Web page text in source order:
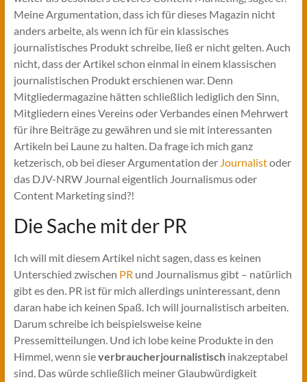
Meine Argumentation, dass ich für dieses Magazin nicht
anders arbeite, als wenn ich für ein klassisches
journalistisches Produkt schreibe, ließ er nicht gelten. Auch
nicht, dass der Artikel schon einmal in einem klassischen
journalistischen Produkt erschienen war. Denn
Mitgliedermagazine hätten schließlich lediglich den Sinn,
Mitgliedern eines Vereins oder Verbandes einen Mehrwert
für ihre Beiträge zu gewähren und sie mit interessanten
Artikeln bei Laune zu halten. Da frage ich mich ganz
ketzerisch, ob bei dieser Argumentation der Journalistoder
das DJV-NRW Journal eigentlich Journalismus oder
Content Marketing sind?!
Die Sache mit der PR
Ich will mit diesem Artikel nicht sagen, dass es keinen
Unterschied zwischen PR und Journalismus gibt – natürlich
gibt es den. PR ist für mich allerdings uninteressant, denn
daran habe ich keinen Spaß. Ich will journalistisch arbeiten.
Darum schreibe ich beispielsweise keine
Pressemitteilungen. Und ich lobe keine Produkte in den
Himmel, wenn sieverbraucherjournalistischinakzeptabel
sind. Das würde schließlich meiner Glaubwürdigkeit